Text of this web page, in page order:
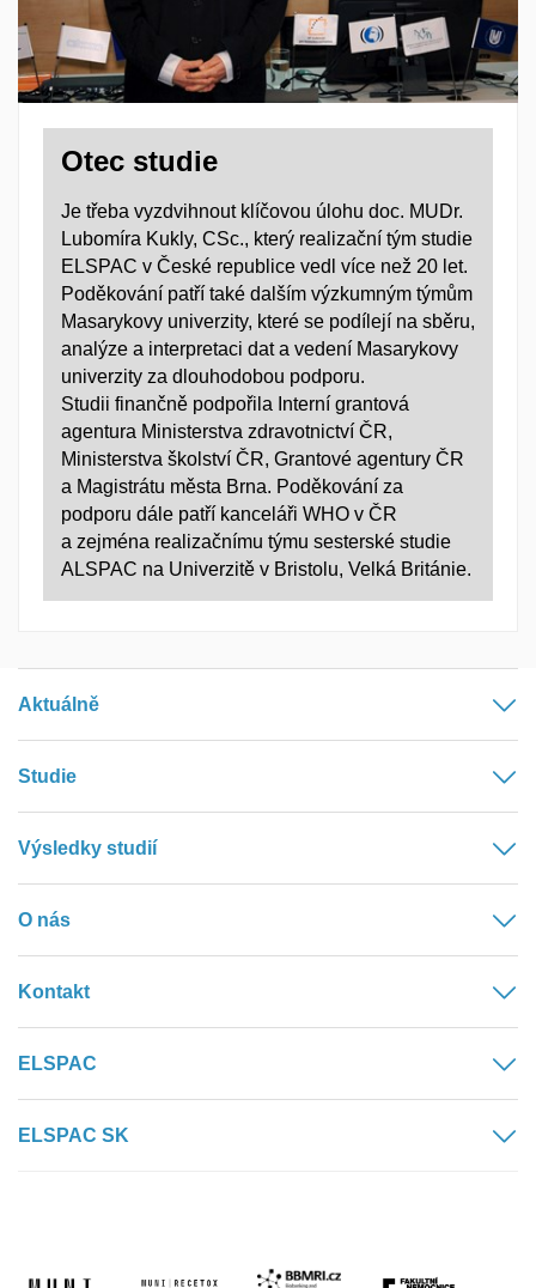
Otec studie
Je třeba vyzdvihnout klíčovou úlohu doc. MUDr.
Lubomíra Kukly, CSc., který realizační tým studie
ELSPAC v České republice vedl více než 20 let.
Poděkování patří také dalším výzkumným týmům
Masarykovy univerzity, které se podílejí na sběru,
analýze a interpretaci dat a vedení Masarykovy
univerzity za dlouhodobou podporu.
Studii finančně podpořila Interní grantová
agentura Ministerstva zdravotnictví ČR,
Ministerstva školství ČR, Grantové agentury ČR
a Magistrátu města Brna. Poděkování za
podporu dále patří kanceláři WHO v ČR
a zejména realizačnímu týmu sesterské studie
ALSPAC na Univerzitě v Bristolu, Velká Británie.
Aktuálně
Studie
Výsledky studií
O nás
Kontakt
ELSPAC
ELSPAC SK